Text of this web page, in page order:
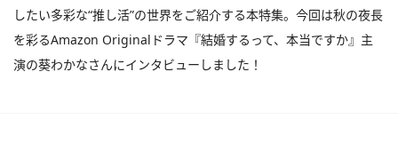
したい多彩な“推し活”の世界をご紹介する本特集。今回は秋の夜長
を彩るAmazon Originalドラマ『結婚するって、本当ですか』主
演の葵わかなさんにインタビューしました！